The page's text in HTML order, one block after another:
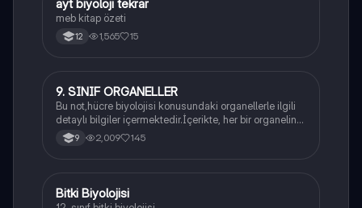
Biyoloji
ayt biyoloji tekrar
meb kitap özeti
12 1,565 15
Biyoloji
9. SINIF ORGANELLER
Bu not,hücre biyolojisi konusundaki organellerle ilgili
detaylı bilgiler içermektedir.İçerikte, her bir organelin
yapısı,fonksiyonları ve hücre içindeki rolü
açıklanmaktadır.
9 2,009 145
Biyoloji
Bitki Biyolojisi